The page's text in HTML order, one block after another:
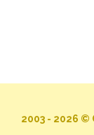
2003 - 2026 ©